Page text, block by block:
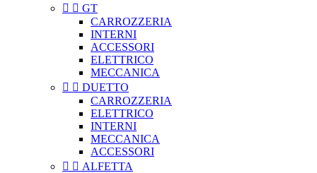
  GT
CARROZZERIA
INTERNI
ACCESSORI
ELETTRICO
MECCANICA
  DUETTO
CARROZZERIA
ELETTRICO
INTERNI
MECCANICA
ACCESSORI
  ALFETTA